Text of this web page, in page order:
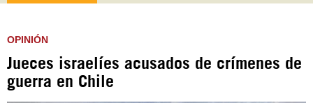
https://www.facebook.com/Nexolatino.Canal
https://www.youtube.com/@nexo_latino
OPINIÓN
Jueces israelíes acusados de crímenes de
guerra en Chile